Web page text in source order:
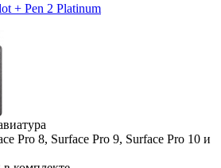
+ Pen 2 Platinum
Pro 8, Surface Pro 9, Surface Pro 10 и